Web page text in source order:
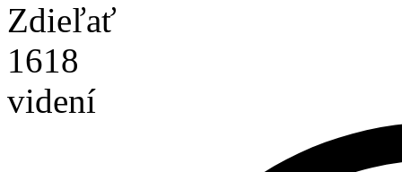
Zdieľať
1618
videní